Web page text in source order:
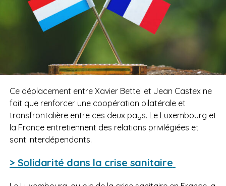
Ce déplacement entre Xavier Bettel et Jean Castex ne
fait que renforcer une coopération bilatérale et
transfrontalière entre ces deux pays. Le Luxembourg et
la France entretiennent des relations privilégiées et
sont interdépendants.
> Solidarité dans la crise sanitaire